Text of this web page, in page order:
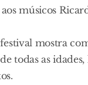
músicos
mostra
todas as idades,